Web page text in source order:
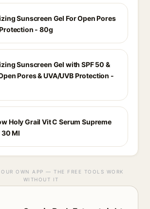
Sunscreen Gel For Open Pores
- 80g
Sunscreen Gel with SPF 50 &
Pores & UVA/UVB Protection -
Holy Grail Vit C Serum Supreme
Ml
OWN APP — THE FREE TOOLS WORK
WITHOUT IT